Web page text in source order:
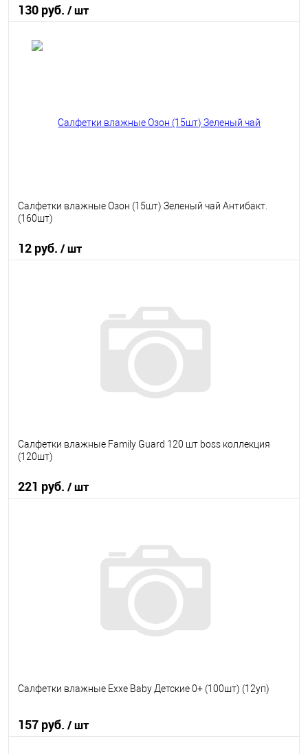
130 руб. / шт
Салфетки влажные Озон (15шт) Зеленый чай Антибакт.
(160шт)
12 руб. / шт
В наличии
Салфетки влажные Family Guard 120 шт boss коллекция
(120шт)
221 руб. / шт
В наличии
Салфетки влажные Exxe Baby Детские 0+ (100шт) (12уп)
157 руб. / шт